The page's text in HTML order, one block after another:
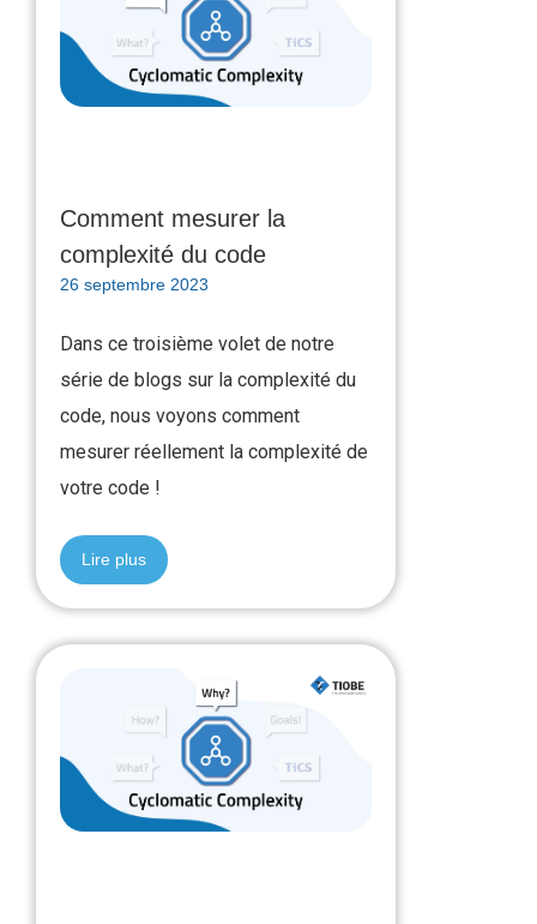
Comment mesurer la
complexité du code
26 septembre 2023
Dans ce troisième volet de notre
série de blogs sur la complexité du
code, nous voyons comment
mesurer réellement la complexité de
votre code !
Lire plus